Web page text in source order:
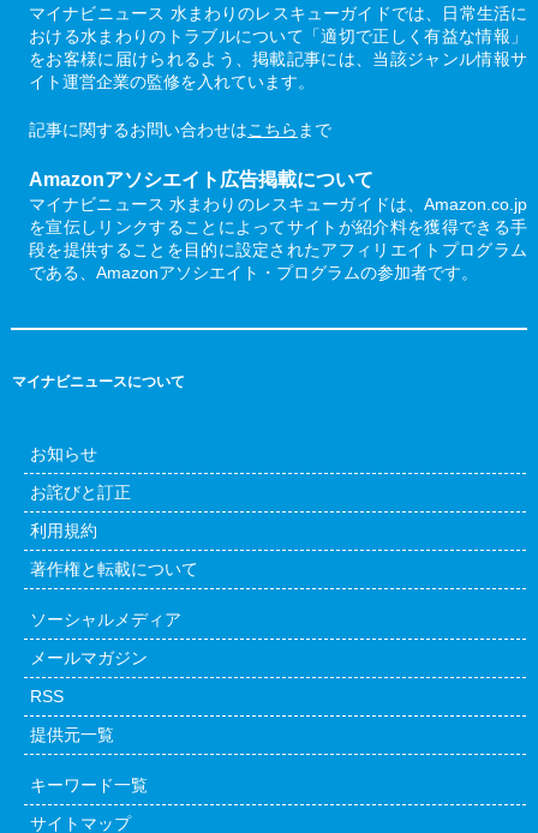
マイナビニュース 水まわりのレスキューガイドでは、日常生活に
おける水まわりのトラブルについて「適切で正しく有益な情報」
をお客様に届けられるよう、掲載記事には、当該ジャンル情報サ
イト運営企業の監修を入れています。
記事に関するお問い合わせはこちら まで
Amazonアソシエイト広告掲載について
マイナビニュース 水まわりのレスキューガイドは、Amazon.co.jp
を宣伝しリンクすることによってサイトが紹介料を獲得できる手
段を提供することを目的に設定されたアフィリエイトプログラム
である、Amazonアソシエイト・プログラムの参加者です。
マイナビニュースについて
お知らせ
お詫びと訂正
利用規約
著作権と転載について
ソーシャルメディア
メールマガジン
RSS
提供元一覧
キーワード一覧
サイトマップ